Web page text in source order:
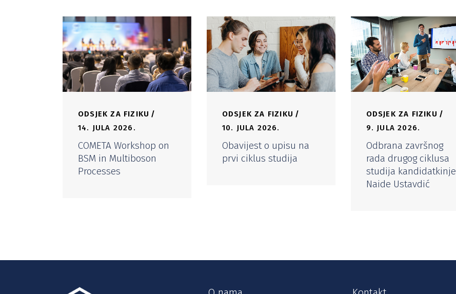
ODSJEK ZA FIZIKU
14. JULA 2026.
COMETA Workshop on
BSM in Multiboson
Processes
ODSJEK ZA FIZIKU
10. JULA 2026.
Obavijest o upisu na
prvi ciklus studija
ODSJEK ZA FIZIKU
9. JULA 2026.
Odbrana završnog
rada drugog ciklusa
studija kandidatkinje
Naide Ustavdić